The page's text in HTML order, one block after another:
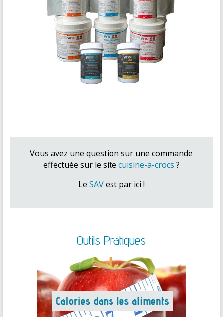
Vous avez une question sur une commande
effectuée sur le site cuisine-a-crocs ?
Le SAVest par ici !
Outils Pratiques